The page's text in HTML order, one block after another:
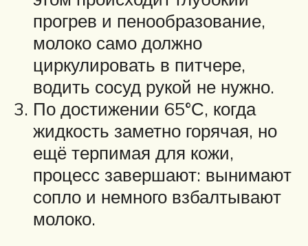
прогрев и пенообразование,
молоко само должно
циркулировать в питчере,
водить сосуд рукой не нужно.
По достижении 65°С, когда
жидкость заметно горячая, но
ещё терпимая для кожи,
процесс завершают: вынимают
сопло и немного взбалтывают
молоко.